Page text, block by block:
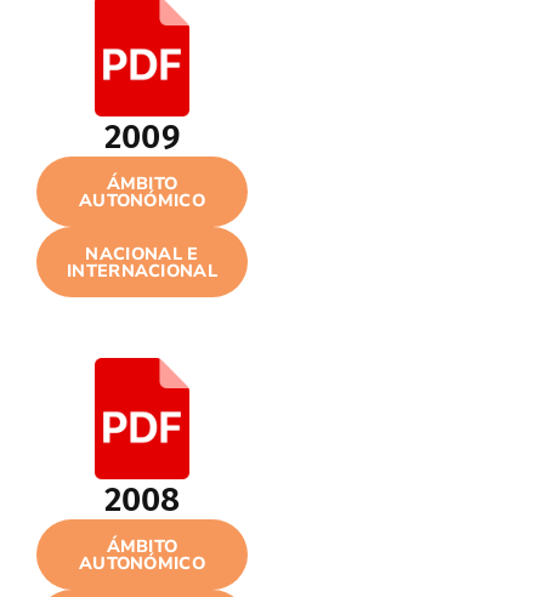
2009
ÁMBITO
AUTONÓMICO
NACIONAL E
INTERNACIONAL
2008
ÁMBITO
AUTONÓMICO